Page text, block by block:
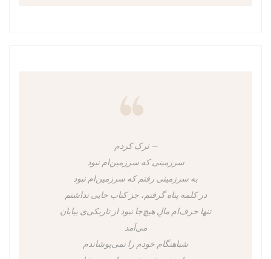
ترک کردم
سرزمینی که سرزمین‌ام نبود
به سرزمینی رفتم که سرزمین‌ام نبود
در کلمه پناه گرفتم، جز کتاب جایی نداشتم
تنها حرف‌ام مالِ هیچ‌جا نبود از تاریکی‌ی بیابان
می‌آمد
شباهنگام خودم را نمی‌پوشاندم